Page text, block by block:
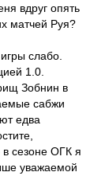
вдруг опять
матчей Руя?
слабо.
1.0.
Зобнин в
сабжи
едва
в сезоне ОГК я
уважаемой